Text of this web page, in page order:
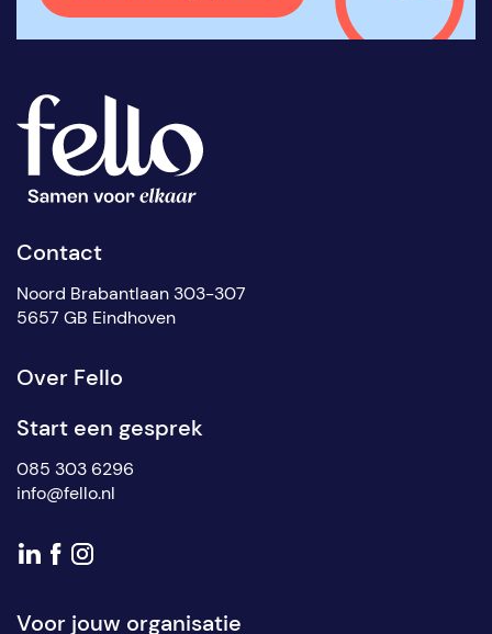
Contact
Noord Brabantlaan 303-307
5657 GB Eindhoven
Over Fello
Start een gesprek
085 303 6296
info@fello.nl
Voor jouw organisatie